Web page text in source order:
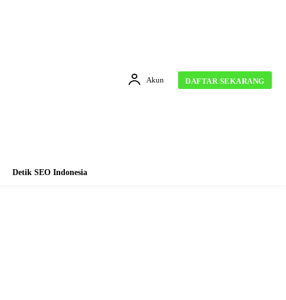
Akun DAFTAR SEKARANG
Detik SEO Indonesia